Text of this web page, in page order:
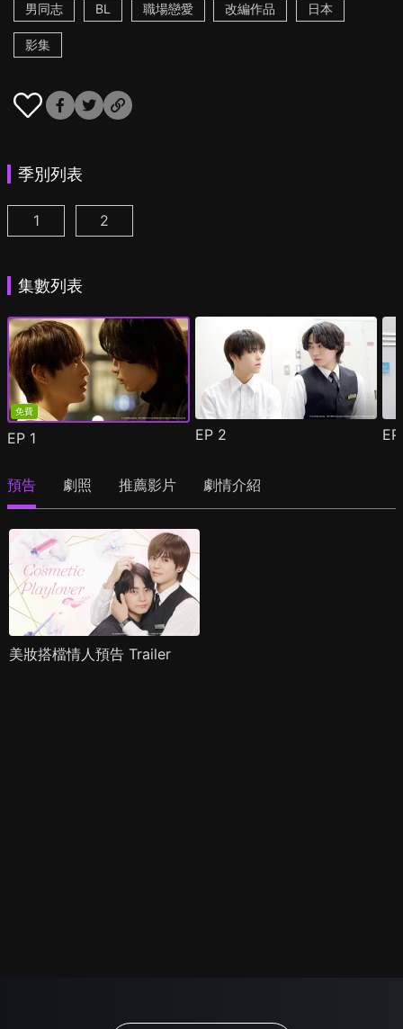
男同志
BL 職場戀愛 改編作品 日本
影集
季別列表
美妝搭檔情人 第1集
1 美妝搭檔情人 第2季 第1集
2
集數列表
免費
EP 1 EP 2
預告 劇照 推薦影片 劇情介紹
美妝搭檔情人預告 Trailer